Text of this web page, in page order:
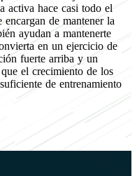
activa hace casi todo el
de mantener la
ayudan a mantenerte
en un ejercicio de
fuerte arriba y un
el crecimiento de los
de entrenamiento